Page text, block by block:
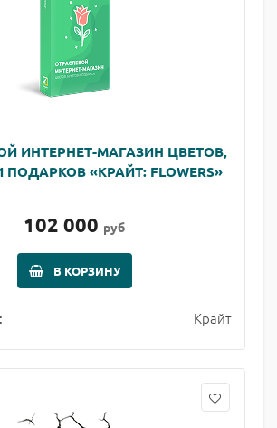
ИНТЕРНЕТ-МАГАЗИН ЦВЕТОВ,
ПОДАРКОВ «КРАЙТ: FLOWERS»
102 000 руб
В КОРЗИНУ
Крайт